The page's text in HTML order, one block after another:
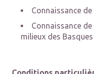
Connaissance
Connaissance de
milieux des